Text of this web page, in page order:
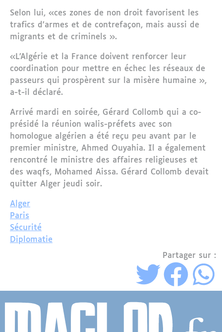
Selon lui, «ces zones de non droit favorisent les
trafics d’armes et de contrefaçon, mais aussi de
migrants et de criminels ».
«L’Algérie et la France doivent renforcer leur
coordination pour mettre en échec les réseaux de
passeurs qui prospèrent sur la misère humaine »,
a-t-il déclaré.
Arrivé mardi en soirée, Gérard Collomb qui a co-
présidé la réunion walis-préfets avec son
homologue algérien a été reçu peu avant par le
premier ministre, Ahmed Ouyahia. Il a également
rencontré le ministre des affaires religieuses et
des waqfs, Mohamed Aissa. Gérard Collomb devait
quitter Alger jeudi soir.
Alger
Paris
Sécurité
Diplomatie
Partager sur :